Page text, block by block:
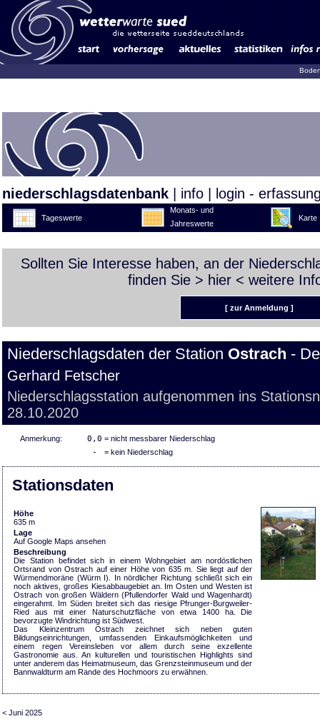
niederschlagsdatenbank info login -
Tageswerte
Monats- und
Jahreswerte
Karte
Sollten Sie Interesse haben, an der
finden Sie > hier < weitere
[ zur Anmeldung ]
Niederschlagsdaten der Station Ostrach -
Gerhard Fetscher
Niederschlagsstation aufgenommen ins
28.10.2020
Anmerkung: 0,0 = nicht messbarer Niederschlag
- = kein Niederschlag
Stationsdaten
Höhe
635 m
Lage
Auf Google Maps ansehen
Beschreibung
Die Station befindet sich in einem Wohngebiet am nordöstlichen
Ortsrand von Ostrach auf einer Höhe von 635 m. Sie liegt auf der
Würmendmoräne (Würm I). In nördlicher Richtung schließt sich ein
noch aktives, großes Kiesabbaugebiet an. Im Osten und Westen ist
Ostrach von großen Wäldern (Pfullendorfer Wald und Wagenhardt)
eingerahmt. Im Süden breitet sich das riesige Pfrunger-Burgweiler-
Ried aus mit einer Naturschutzfläche von etwa 1400 ha. Die
bevorzugte Windrichtung ist Südwest.
Das Kleinzentrum Ostrach zeichnet sich neben guten
Bildungseinrichtungen, umfassenden Einkaufsmöglichkeiten und
einem regen Vereinsleben vor allem durch seine exzellente
Gastronomie aus. An kulturellen und touristischen Highlights sind
unter anderem das Heimatmuseum, das Grenzsteinmuseum und der
Bannwaldturm am Rande des Hochmoors zu erwähnen.
< Juni 2025